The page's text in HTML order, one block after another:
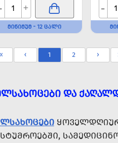
+
ᲛᲘᲜᲘᲛᲣᲛ - 12 ᲪᲐᲚᲘ
-
‹ 1 2 ›
ᲓᲐ